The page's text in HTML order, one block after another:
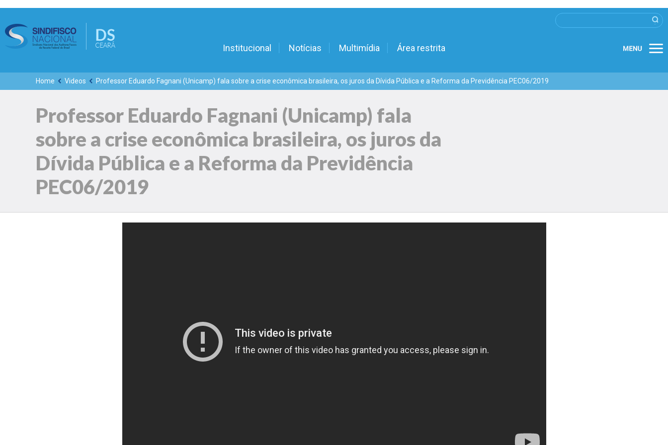
Institucional Notícias Multimídia Área restrita
Home Videos Professor Eduardo Fagnani (Unicamp) fala sobre a crise econômica brasileira, os juros da Dívida Pública e a Reforma da Previdência PEC06/2019
Professor Eduardo Fagnani (Unicamp) fala
sobre a crise econômica brasileira, os juros da
Dívida Pública e a Reforma da Previdência
PEC06/2019